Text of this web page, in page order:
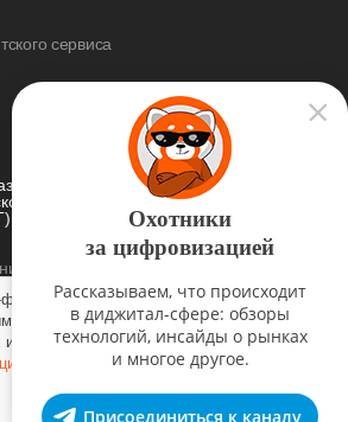
осуществляются при грантовой
фонда развития информационных
данных
сервиса
чтобы наш сайт был
для вас. Нажимая «Согласен», вы
в соответствии с нашей
Охотники
за цифровизацией
Рассказываем, что происходит
в диджитал-сфере: обзоры
технологий, инсайды о рынках
и многое другое.
Присоединиться к каналу